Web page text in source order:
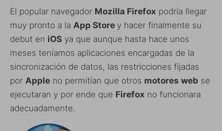
El popular navegador Mozilla Firefox podría llegar
muy pronto a la App Store y hacer finalmente su
debut en iOS ya que aunque hasta hace unos
meses teníamos aplicaciones encargadas de la
sincronización de datos, las restricciones fijadas
por Apple no permitían que otros motores web se
ejecutaran y por ende que Firefox no funcionara
adecuadamente.